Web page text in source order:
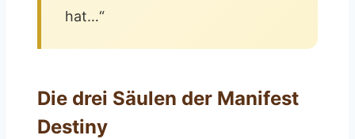
hat…“
Die drei Säulen der Manifest
Destiny